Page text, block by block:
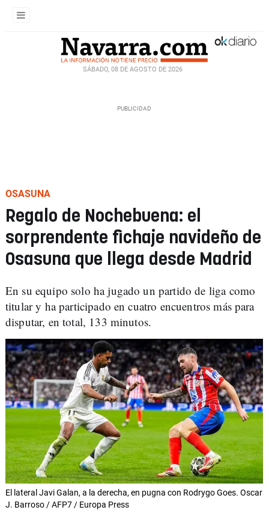
SÁBADO, 08 DE AGOSTO DE 2026
OSASUNA
Regalo de Nochebuena: el
sorprendente fichaje navideño de
Osasuna que llega desde Madrid
En su equipo solo ha jugado un partido de liga como
titular y ha participado en cuatro encuentros más para
disputar, en total, 133 minutos.
El lateral Javi Galan, a la derecha, en pugna con Rodrygo Goes. Oscar
J. Barroso / AFP7 / Europa Press